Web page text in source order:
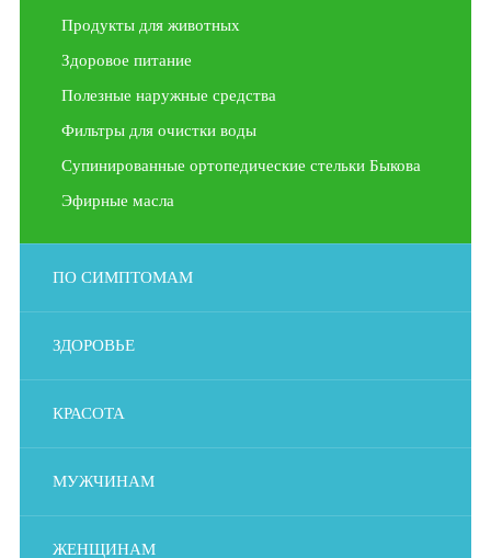
Продукты для животных
Здоровое питание
Полезные наружные средства
Фильтры для очистки воды
Супинированные ортопедические стельки Быкова
Эфирные масла
ПО СИМПТОМАМ
ЗДОРОВЬЕ
КРАСОТА
МУЖЧИНАМ
ЖЕНЩИНАМ